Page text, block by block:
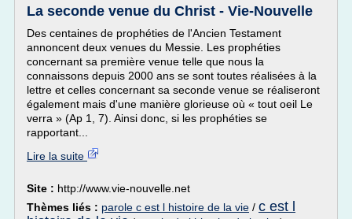
La seconde venue du Christ - Vie-Nouvelle
Des centaines de prophéties de l'Ancien Testament
annoncent deux venues du Messie. Les prophéties
concernant sa première venue telle que nous la
connaissons depuis 2000 ans se sont toutes réalisées à la
lettre et celles concernant sa seconde venue se réaliseront
également mais d'une manière glorieuse où « tout oeil Le
verra » (Ap 1, 7). Ainsi donc, si les prophéties se
rapportant...
Lire la suite
Site : http://www.vie-nouvelle.net
Thèmes liés : parole c est l histoire de la vie / c est l